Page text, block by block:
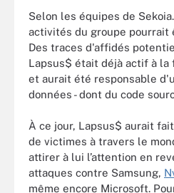
Selon les équipes de
activités du groupe pourrait
Des traces d'affidés
Lapsus$ était déjà actif à la
et aurait été responsable
données - dont du code
À ce jour, Lapsus$ aurait
de victimes à travers le
attirer à lui l’attention en
attaques contre Samsung,
même encore Microsoft.